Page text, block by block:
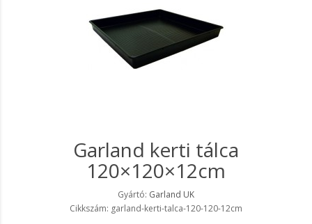
Garland kerti tálca
120×120×12cm
Gyártó: Garland UK
Cikkszám: garland-kerti-talca-120-120-12cm